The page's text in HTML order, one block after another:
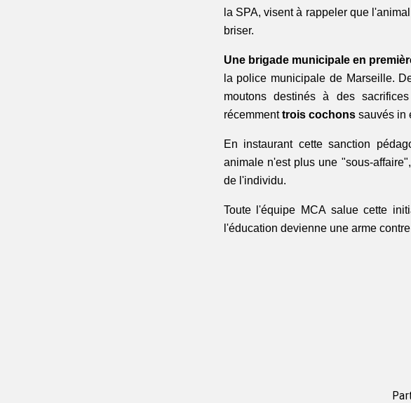
la SPA, visent à rappeler que
briser.
Une brigade municipale en
la police municipale de Marseille.
moutons destinés à des
récemment trois cochons sauvés in
En instaurant cette sanction
animale n'est plus une "sous-
de l'individu.
Toute l'équipe MCA salue cette
l'éducation devienne une arme